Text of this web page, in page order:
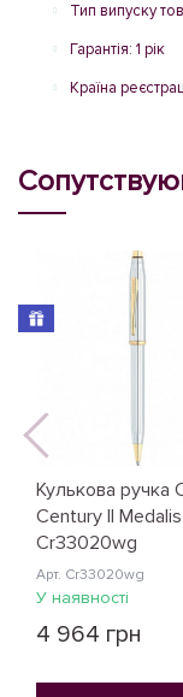
Тип випуску
Гарантія: 1 рік
Країна
Кулькова ручка
Century II
Cr33020wg
Арт. Cr33020wg
У наявності
4 964 грн